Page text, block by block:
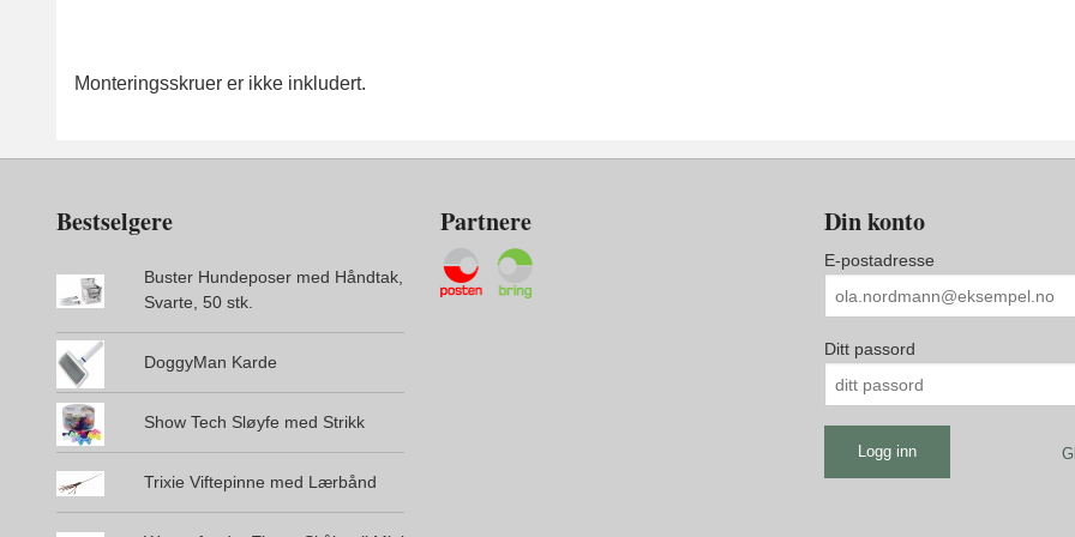
Monteringsskruer er ikke inkludert.
Bestselgere
Buster Hundeposer med Håndtak,
Svarte, 50 stk.
DoggyMan Karde
Show Tech Sløyfe med Strikk
Trixie Viftepinne med Lærbånd
Partnere Din konto
E-postadresse
Ditt passord